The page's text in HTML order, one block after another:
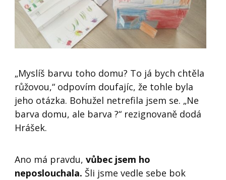
„Myslíš barvu toho domu? To já bych chtěla
růžovou,“ odpovím doufajíc, že tohle byla
jeho otázka. Bohužel netrefila jsem se. „Ne
barva domu, ale barva ?“ rezignovaně dodá
Hrášek.
Ano má pravdu,vůbec jsem ho
neposlouchala. Šli jsme vedle sebe bok